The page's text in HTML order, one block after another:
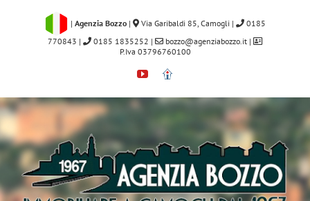
| Agenzia Bozzo | Via Garibaldi 85, Camogli |
0185
770843 | 0185 1835252 | bozzo@agenziabozzo.it|
P.Iva 03796760100
YouTube
Immobiliare.it